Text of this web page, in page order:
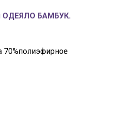
ОДЕЯЛО БАМБУК.
70%полиэфирное